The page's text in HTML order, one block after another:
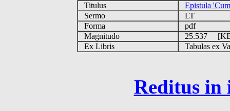
Titulus
Epistula
Sermo
LT
Forma
pdf
Magnitudo
25.537
Ex Libris
Tabulas ex
Reditus in